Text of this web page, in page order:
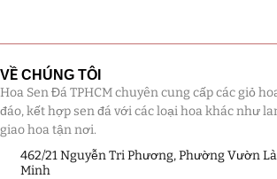
Hoa Ngày Lễ 8/3
Hoa Tặng 14/2
Hoa Tặng 20/10
VỀ CHÚNG TÔI
Hoa Sen Đá TPHCM chuyên cung cấp các giỏ
đáo, kết hợp sen đá với các loại hoa khác như
giao hoa tận nơi.
462/21 Nguyễn Tri Phương, Phường Vườn
Minh